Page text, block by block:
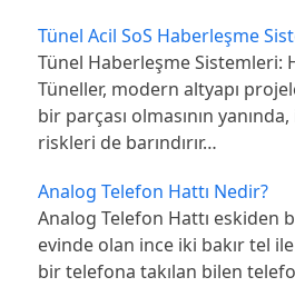
Tünel Acil SoS Haberleşme
Tünel Haberleşme Sistemleri:
Tüneller, modern altyapı
bir parçası olmasının
riskleri de barındırır…
Analog Telefon Hattı Nedir?
Analog Telefon Hattı eskiden
evinde olan ince iki bakır tel
bir telefona takılan bilen